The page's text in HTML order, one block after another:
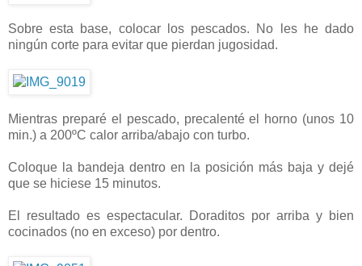
Sobre esta base, colocar los pescados. No les he dado
ningún corte para evitar que pierdan jugosidad.
Mientras preparé el pescado, precalenté el horno (unos 10
min.) a 200ºC calor arriba/abajo con turbo.
Coloque la bandeja dentro en la posición más baja y dejé
que se hiciese 15 minutos.
El resultado es espectacular. Doraditos por arriba y bien
cocinados (no en exceso) por dentro.